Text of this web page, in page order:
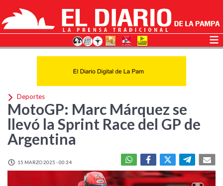
Deportes
MotoGP: Marc Márquez se
llevó la Sprint Race del GP de
Argentina
15 MARZO 2025 - 00:34